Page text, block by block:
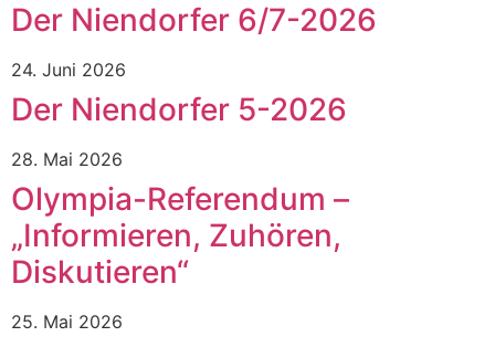
Der Niendorfer 6/7-2026
24. Juni 2026
Der Niendorfer 5-2026
28. Mai 2026
Olympia-Referendum –
„Informieren, Zuhören,
Diskutieren“
25. Mai 2026